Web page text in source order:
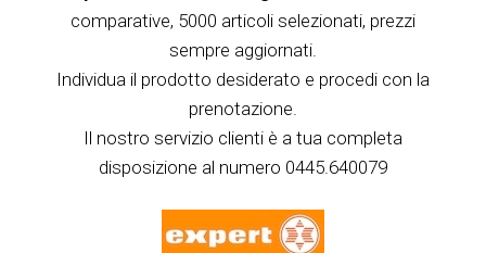
comparative, 5000 articoli selezionati, prezzi
sempre aggiornati.
Individua il prodotto desiderato e procedi con la
prenotazione.
Il nostro servizio clienti è a tua completa
disposizione al numero 0445.640079